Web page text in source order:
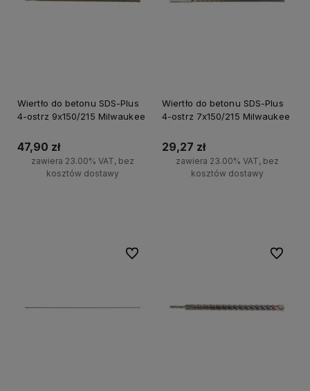
Wiertło do betonu SDS-Plus
4-ostrz 9x150/215 Milwaukee
47,90 zł
zawiera 23.00% VAT, bez
kosztów dostawy
Wiertło do betonu SDS-Plus
4-ostrz 7x150/215 Milwaukee
29,27 zł
zawiera 23.00% VAT, bez
kosztów dostawy
Do ulubionych Do